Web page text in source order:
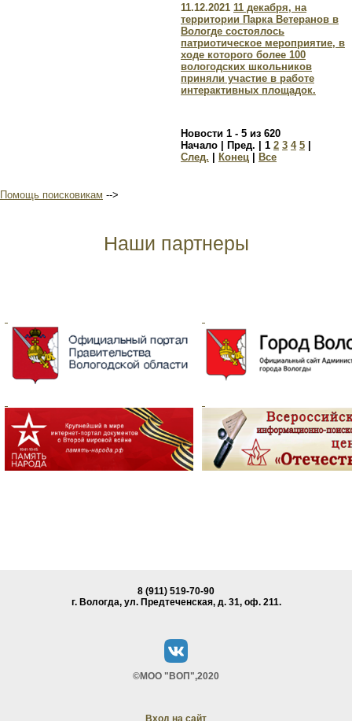
11.12.2021 11 декабря, на
территории Парка Ветеранов в
Вологде состоялось
патриотическое мероприятие, в
ходе которого более 100
вологодских школьников
приняли участие в работе
интерактивных площадок.
Новости 1 - 5 из 620
Начало | Пред. | 1 2 3 4 5
След.
Конец Все
Помощь поисковикам -->
Наши партнеры
8 (911) 519-70-90
г. Вологда, ул. Предтеченская, д. 31, oф. 211.
©МОО "ВОП",2020